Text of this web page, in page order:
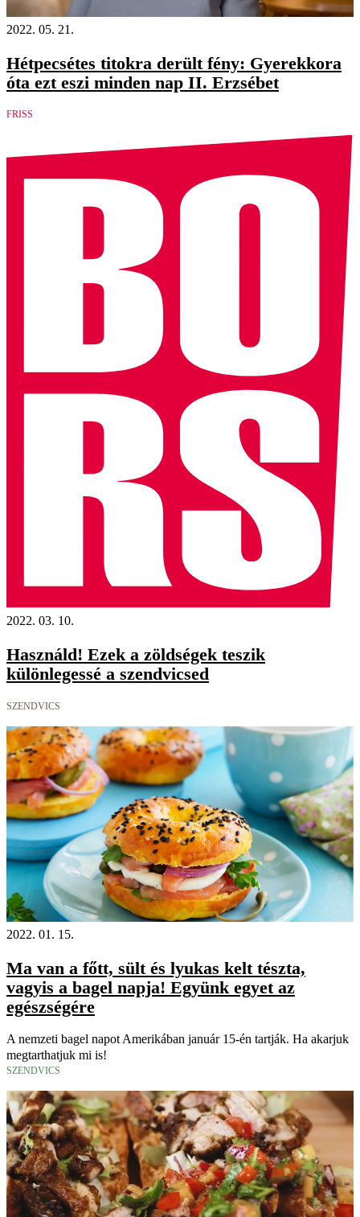
2022. 05. 21.
Hétpecsétes titokra derült fény: Gyerekkora
óta ezt eszi minden nap II. Erzsébet
FRISS
2022. 03. 10.
Használd! Ezek a zöldségek teszik
különlegessé a szendvicsed
SZENDVICS
2022. 01. 15.
Ma van a főtt, sült és lyukas kelt tészta,
vagyis a bagel napja! Együnk egyet az
egészségére
A nemzeti bagel napot Amerikában január 15-én tartják. Ha akarjuk
megtarthatjuk mi is!
SZENDVICS